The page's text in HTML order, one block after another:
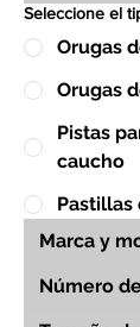
Seleccione el
Orugas
Orugas
Pistas
caucho
Pastillas